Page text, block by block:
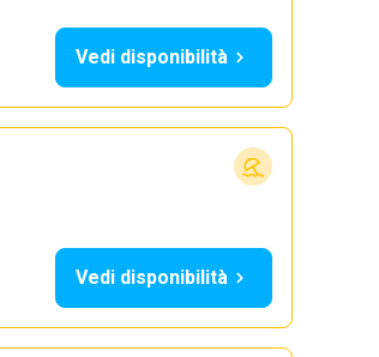
Vedi disponibilità
Vedi disponibilità